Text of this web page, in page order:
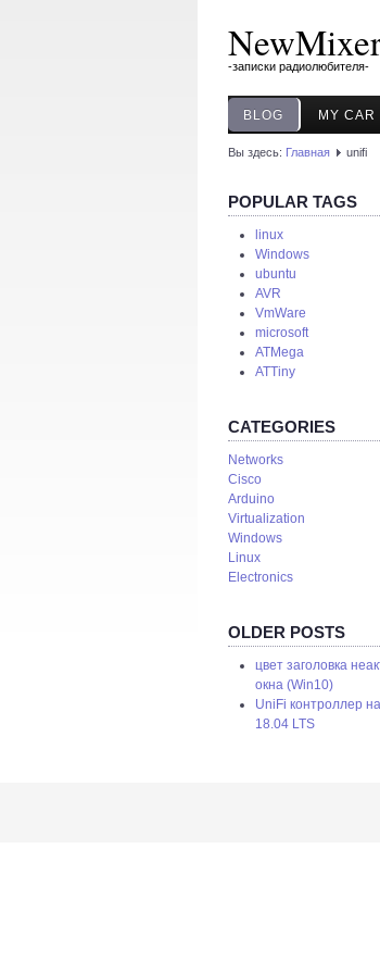
-записки радиолюбителя-
BLOG MY CAR
Вы здесь: Главная unifi
POPULAR TAGS
linux
Windows
ubuntu
AVR
VmWare
microsoft
ATMega
ATTiny
CATEGORIES
Networks
Cisco
Arduino
Virtualization
Windows
Linux
Electronics
OLDER POSTS
цвет заголовка
окна (Win10)
UniFi контроллер
18.04 LTS